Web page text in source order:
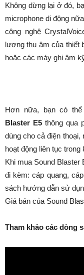
Không dừng lại ở đó,
microphone di động
công nghệ
lượng thu âm của thiết
hoặc các máy ghi âm
Hơn nữa, bạn có
Blaster E5thông qua
dùng cho cả điện
hoạt động liên tục trong
Khi mua Sound Blaster
đi kèm: cáp quang,
sách hướng dẫn sử
Giá bán của Sound
Tham khảo các dòng